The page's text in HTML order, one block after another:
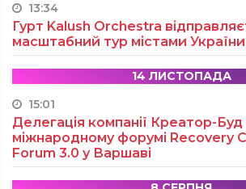
13:34
Гурт Kalush Orchestra
масштабний тур містами України
14 ЛИСТОПАДА
15:01
Делегація компанії Креатор-Буд
міжнародному форумі Recovery
Forum 3.0 у Варшаві